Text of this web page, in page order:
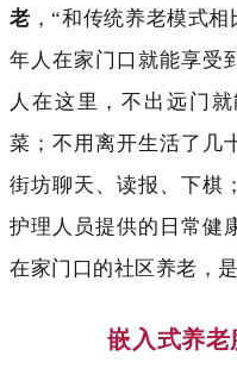
老 ，“和传统养老模式
年人在家门口就能享受
人在这里，不出远门
菜；不用离开生活了几
街坊聊天、读报、下棋
护理人员提供的日常健
在家门口的社区养老，
嵌入式养老